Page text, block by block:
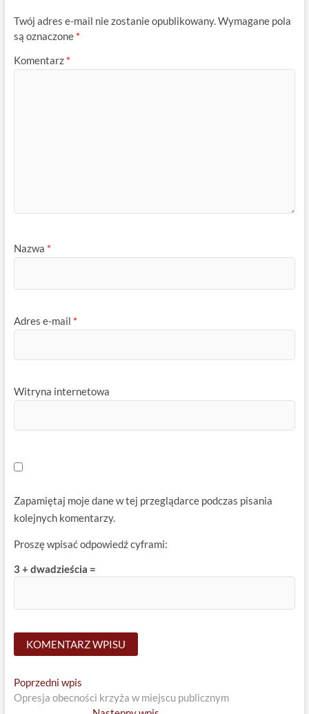
Twój adres e-mail nie zostanie opublikowany. Wymagane pola
są oznaczone *
Komentarz *
Nazwa *
Adres e-mail *
Witryna internetowa
Zapamiętaj moje dane w tej przeglądarce podczas pisania
kolejnych komentarzy.
Proszę wpisać odpowiedź cyframi:
3 + dwadzieścia =
Nawigacja
wpisu
Poprzedni wpisPrevious
post:
Opresja obecności krzyża w miejscu publicznym